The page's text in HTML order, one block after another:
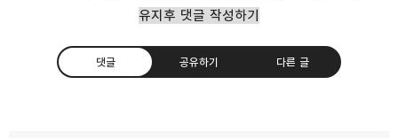
유지후 댓글 작성하기
댓글 공유하기 다른 글